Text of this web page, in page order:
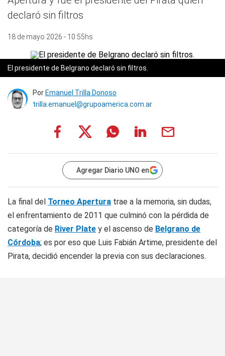
declaró sin filtros
18 de mayo 2026 - 10:55hs
El presidente de Belgrano declaró sin filtros.
Por Emanuel Trilla Donoso
trilla.emanuel@grupoamerica.com.ar
Agregar Diario UNO en
La final del Torneo Apertura trae a la memoria, sin dudas,
el enfrentamiento de 2011 que culminó con la pérdida de
categoría de River Plate y el ascenso de Belgrano de
Córdoba; es por eso que Luis Fabián Artime, presidente del
Pirata, decidió encender la previa con sus declaraciones.